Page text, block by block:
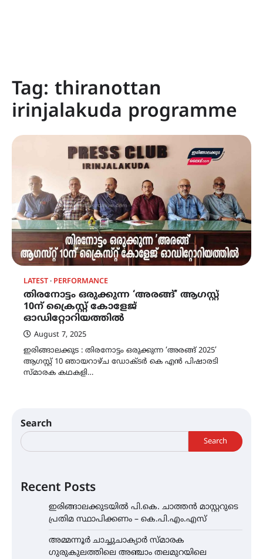
Tag: thiranottan
irinjalakuda programme
LATEST PERFORMANCE
തിരനോട്ടം ഒരുക്കുന്ന ‘അരങ്ങ്’ ആഗസ്റ്റ്
10ന് ക്രൈസ്റ്റ് കോളേജ്
ഓഡിറ്റോറിയത്തിൽ
August 7, 2025
ഇരിങ്ങാലക്കുട : തിരനോട്ടം ഒരുക്കുന്ന ‘അരങ്ങ് 2025’
ആഗസ്റ്റ് 10 ഞായറാഴ്ച ഡോക്ടർ കെ എൻ പിഷാരടി
സ്മാരക കഥകളി…
Search
Search
Recent Posts
ഇരിങ്ങാലക്കുടയിൽ പി.കെ. ചാത്തൻ മാസ്റ്ററുടെ
പ്രതിമ സ്ഥാപിക്കണം – കെ.പി.എം.എസ്
അമ്മന്നൂർ ചാച്ചുചാക്യാർ സ്മാരക
ഗുരുകുലത്തിലെ അഞ്ചാം തലമുറയിലെ